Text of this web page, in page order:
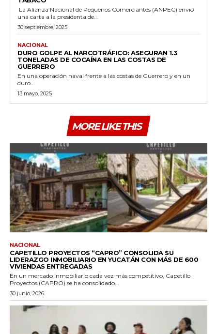
La Alianza Nacional de Pequeños Comerciantes (ANPEC) envió
una carta a la presidenta de...
30 septiembre, 2025
NACIONAL
DURO GOLPE AL NARCOTRÁFICO: ASEGURAN 1.3
TONELADAS DE COCAÍNA EN LAS COSTAS DE
GUERRERO
En una operación naval frente a las costas de Guerrero y en un
duro...
13 mayo, 2025
MORE LIKE THIS
NACIONAL
CAPETILLO PROYECTOS “CAPRO” CONSOLIDA SU
LIDERAZGO INMOBILIARIO EN YUCATÁN CON MÁS DE 600
VIVIENDAS ENTREGADAS
En un mercado inmobiliario cada vez más competitivo, Capetillo
Proyectos (CAPRO) se ha consolidado...
30 junio, 2026